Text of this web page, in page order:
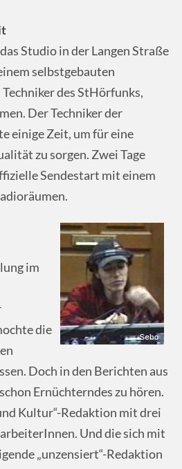
Studio in der Langen Straße
selbstgebauten
des StHörfunks,
Der Techniker der
einige Zeit, um für eine
zu sorgen. Zwei Tage
Sendestart mit einem
im
die
Doch in den Berichten aus
Ernüchterndes zu hören.
Kultur“-Redaktion mit drei
Und die sich mit
„unzensiert“-Redaktion